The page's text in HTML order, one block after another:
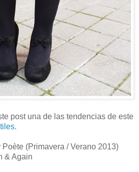
post una de las tendencias de este
Poète (Primavera / Verano 2013)
& Again